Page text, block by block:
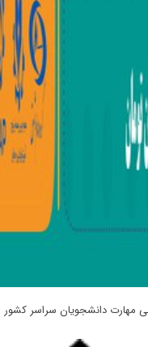
مهارت دانشجویان سراسر کشور